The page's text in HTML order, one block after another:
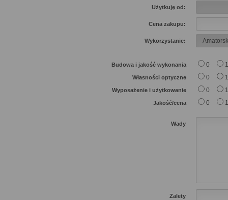
Użytkuję od:
Cena zakupu:
Wykorzystanie:
Budowa i jakość wykonania 0 1
Własności optyczne 0 1
Wyposażenie i użytkowanie 0 1
Jakość/cena 0 1
Wady
Zalety